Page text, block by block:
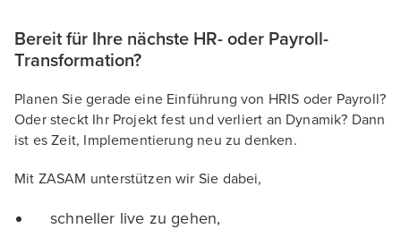
Bereit für Ihre nächste HR- oder Payroll-
Transformation?
Planen Sie gerade eine Einführung von HRIS oder Payroll?
Oder steckt Ihr Projekt fest und verliert an Dynamik? Dann
ist es Zeit, Implementierung neu zu denken.
Mit ZASAM unterstützen wir Sie dabei,
schneller live zu gehen,